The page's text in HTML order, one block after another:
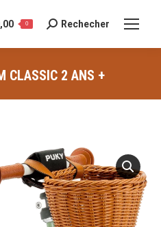
0
Recherche
:
Rechecher
CLASSIC 2 ANS +